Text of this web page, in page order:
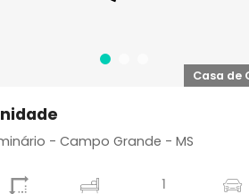
Casa de
- Campo Grande - MS
1